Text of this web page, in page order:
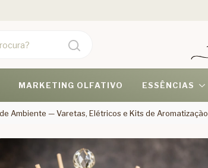
MARKETING OLFATIVO ESSÊNCIAS
Ambiente — Varetas, Elétricos e Kits de Aromatização